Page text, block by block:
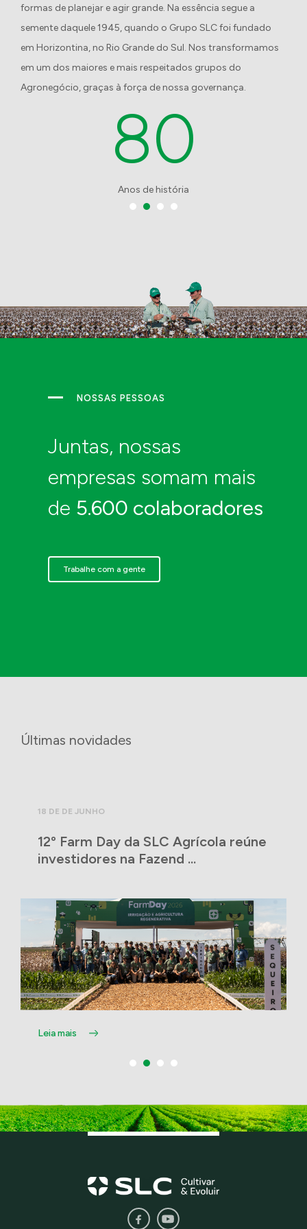
Arquivo do Projeto
Formatos permitidos: .pdf, .doc, .docx,
Incentivo
à Cultura
Fundo do
Idoso
Lei do
Sport
formas de planejar e agir grande. Na essência segue a
semente daquele 1945, quando o Grupo SLC foi fundado
em Horizontina, no Rio Grande do Sul. Nos transformamos
em um dos maiores e mais respeitados grupos do
Agronegócio, graças à força de nossa governança.
80
Anos de história
NOSSAS PESSOAS
Juntas, nossas
empresas somam mais
de 5.600 colaboradores
Trabalhe com a gente
Últimas novidades
18 DE DE JUNHO
12º Farm Day da SLC Agrícola reúne
investidores na Fazend ...
Leia mais